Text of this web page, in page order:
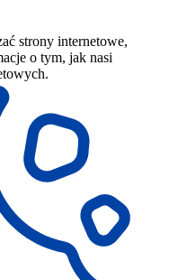
strony internetowe,
o tym, jak nasi